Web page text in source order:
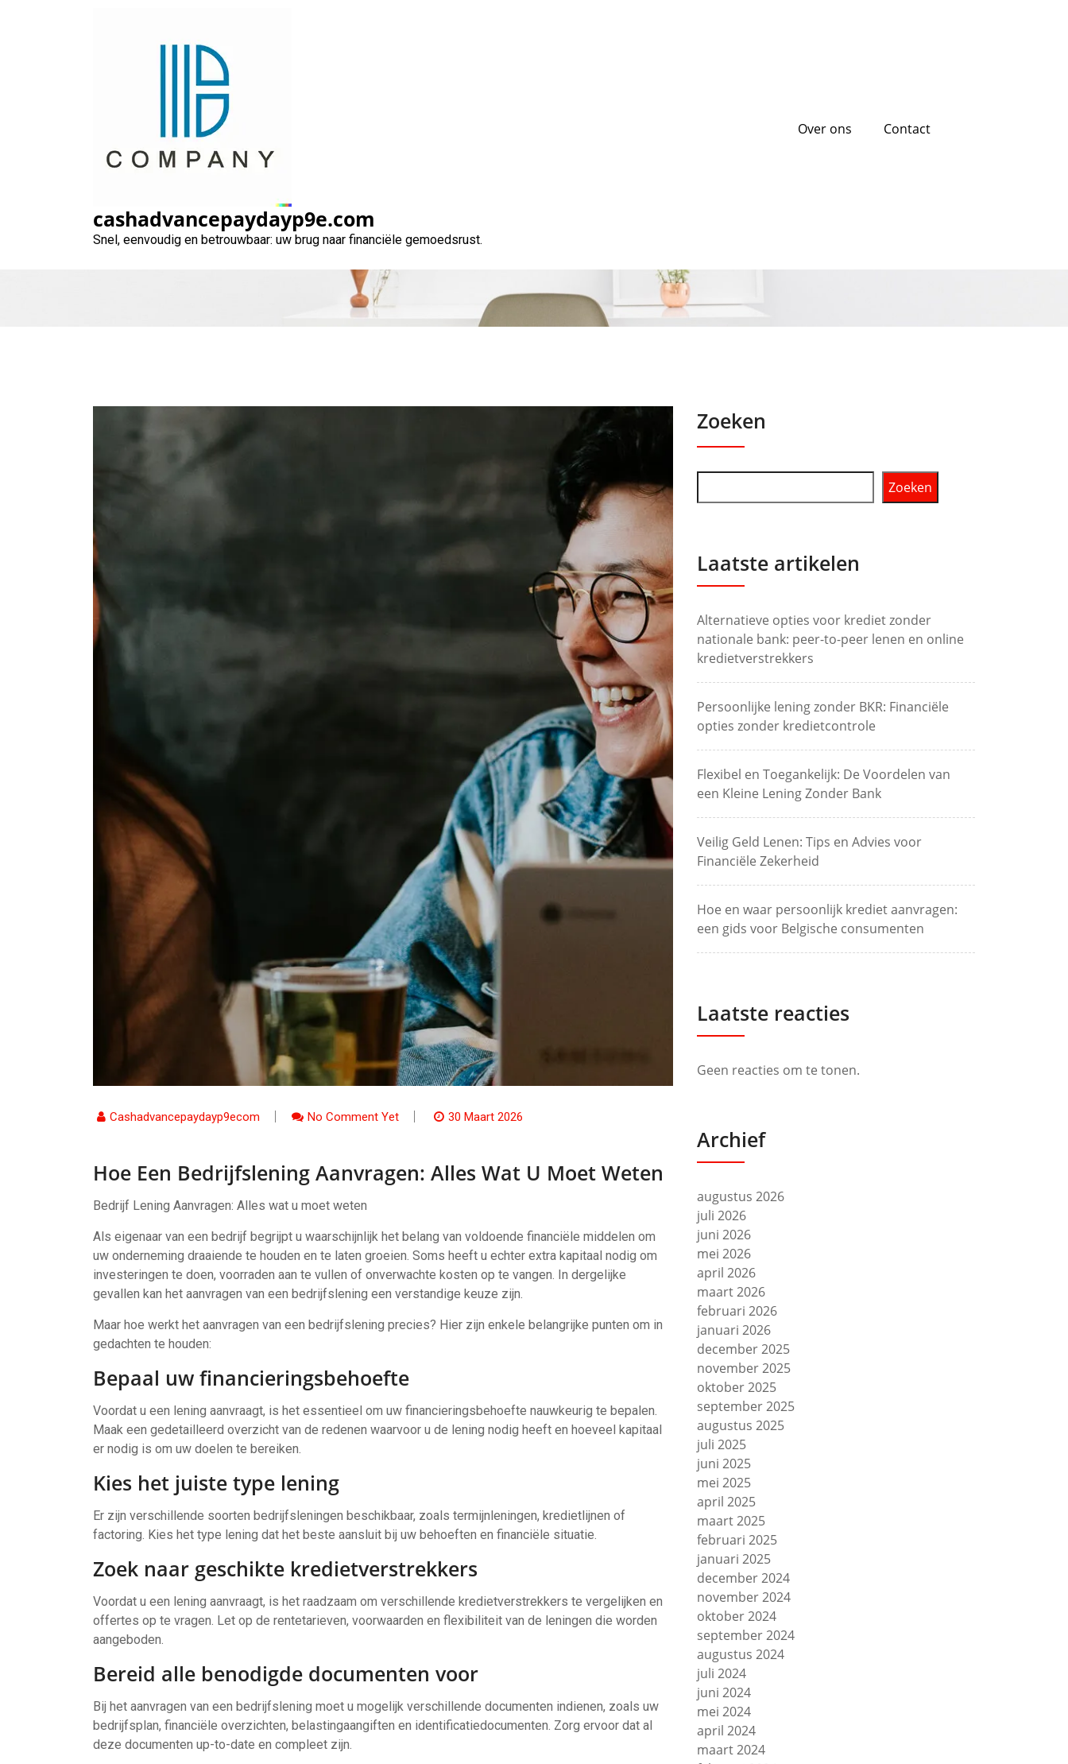
cashadvancepaydayp9e.com
Snel, eenvoudig en betrouwbaar: uw brug naar financiële gemoedsrust.
Over ons Contact
Hoe een Bedrijfslening Aanvragen: Alles wat u moet
Cashadvancepaydayp9ecom No Comment Yet 30 Maart 2026
Hoe Een Bedrijfslening Aanvragen: Alles Wat U Moet Weten
Bedrijf Lening Aanvragen: Alles wat u moet weten
Als eigenaar van een bedrijf begrijpt u waarschijnlijk het belang van voldoende financiële middelen om
uw onderneming draaiende te houden en te laten groeien. Soms heeft u echter extra kapitaal nodig om
investeringen te doen, voorraden aan te vullen of onverwachte kosten op te vangen. In dergelijke
gevallen kan het aanvragen van een bedrijfslening een verstandige keuze zijn.
Maar hoe werkt het aanvragen van een bedrijfslening precies? Hier zijn enkele belangrijke punten om in
gedachten te houden:
Bepaal uw financieringsbehoefte
Voordat u een lening aanvraagt, is het essentieel om uw financieringsbehoefte nauwkeurig te bepalen.
Maak een gedetailleerd overzicht van de redenen waarvoor u de lening nodig heeft en hoeveel kapitaal
er nodig is om uw doelen te bereiken.
Kies het juiste type lening
Er zijn verschillende soorten bedrijfsleningen beschikbaar, zoals termijnleningen, kredietlijnen of
factoring. Kies het type lening dat het beste aansluit bij uw behoeften en financiële situatie.
Zoek naar geschikte kredietverstrekkers
Voordat u een lening aanvraagt, is het raadzaam om verschillende kredietverstrekkers te vergelijken en
offertes op te vragen. Let op de rentetarieven, voorwaarden en flexibiliteit van de leningen die worden
aangeboden.
Bereid alle benodigde documenten voor
Bij het aanvragen van een bedrijfslening moet u mogelijk verschillende documenten indienen, zoals uw
bedrijfsplan, financiële overzichten, belastingaangiften en identificatiedocumenten. Zorg ervoor dat al
deze documenten up-to-date en compleet zijn.
Zoeken
Zoeken
Laatste artikelen
Alternatieve opties voor krediet zonder
nationale bank: peer-to-peer lenen en online
kredietverstrekkers
Persoonlijke lening zonder BKR: Financiële
opties zonder kredietcontrole
Flexibel en Toegankelijk: De Voordelen van
een Kleine Lening Zonder Bank
Veilig Geld Lenen: Tips en Advies voor
Financiële Zekerheid
Hoe en waar persoonlijk krediet aanvragen:
een gids voor Belgische consumenten
Laatste reacties
Geen reacties om te tonen.
Archief
augustus 2026
juli 2026
juni 2026
mei 2026
april 2026
maart 2026
februari 2026
januari 2026
december 2025
november 2025
oktober 2025
september 2025
augustus 2025
juli 2025
juni 2025
mei 2025
april 2025
maart 2025
februari 2025
januari 2025
december 2024
november 2024
oktober 2024
september 2024
augustus 2024
juli 2024
juni 2024
mei 2024
april 2024
maart 2024